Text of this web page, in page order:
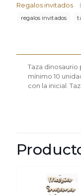
Regalos invitados
regalos invitados
Taza
mínimo 10
con la inicial.